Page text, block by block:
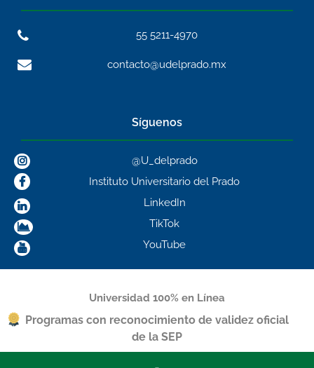
55 5211-4970
contacto@udelprado.mx
Síguenos
@U_delprado
Instituto Universitario del Prado
LinkedIn
TikTok
YouTube
Universidad 100% en Línea
Programas con reconocimiento de validez oficial
de la SEP